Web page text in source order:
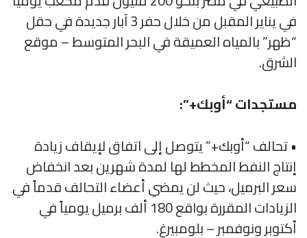
في يناير المقبل من خلال حفر 3 آبار جديدة في حقل
“ظهر” بالمياه العميقة في البحر المتوسط – موقع
الشرق.
مستجدات “أوبك+”:
• تحالف “أوبك+” يتوصل إلى اتفاق لإيقاف زيادة
إنتاج النفط المخطط لها لمدة شهرين بعد انخفاض
سعر البرميل، حيث لن يمضي أعضاء التحالف قدماً في
الزيادات المقررة بواقع 180 ألف برميل يومياً في
أكتوبر ونوفمبر – بلومبيرغ.